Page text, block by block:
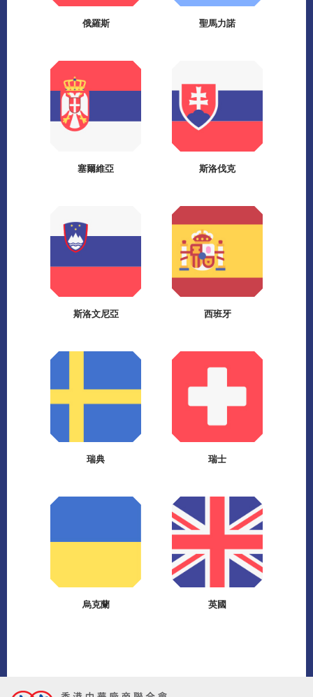
俄羅斯 聖馬力諾
塞爾維亞 斯洛伐克
斯洛文尼亞 西班牙
瑞典 瑞士
烏克蘭 英國